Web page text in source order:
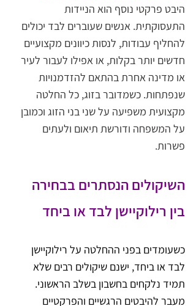
היבט פרקטי נוסף הוא הניידות
התעסוקתית. אנשים שעוברים לבד יכולים
להחליף עבודות, לנסות כיוונים מקצועיים
חדשים יותר בקלות, או אפילו לעבור לעיר
או מדינה אחרת בהתאם להזדמנויות
שנפתחות. כשמדובר בזוג, כל החלטה
מקצועית משפיעה על שני בני הזוג וכמובן
על המשפחה ודורשת תיאום ולעתים
פשרות.
השיקולים הנסתרים בבחירה
בין רילוקיישן לבד או ביחד
כשעומדים בפני ההחלטה על רילוקיישן
לבד או ביחד, ישנם שיקולים רבים שלא
תמיד נלקחים בחשבון בשלב הראשוני.
מעבר להיבטים הרגשיים והפרקטיים